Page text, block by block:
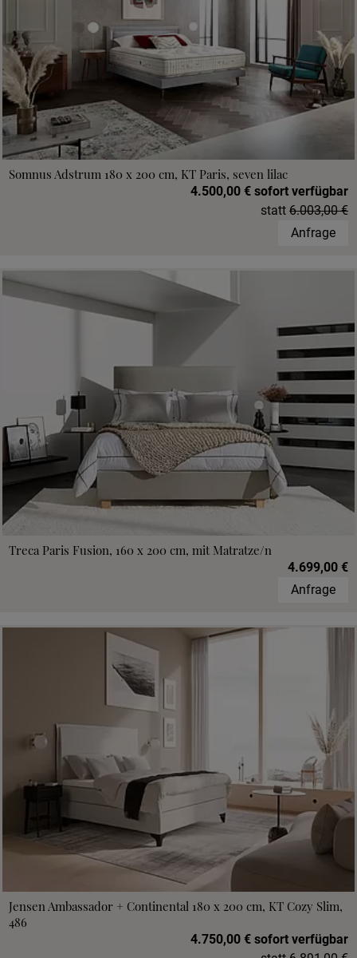
Somnus Adstrum 180 x 200 cm, KT Paris, seven lilac
4.500,00 € sofort verfügbar
statt 6.003,00 €
Anfrage
Treca Paris Fusion, 160 x 200 cm, mit Matratze/n
4.699,00 €
Anfrage
Jensen Ambassador + Continental 180 x 200 cm, KT Cozy Slim,
486
4.750,00 € sofort verfügbar